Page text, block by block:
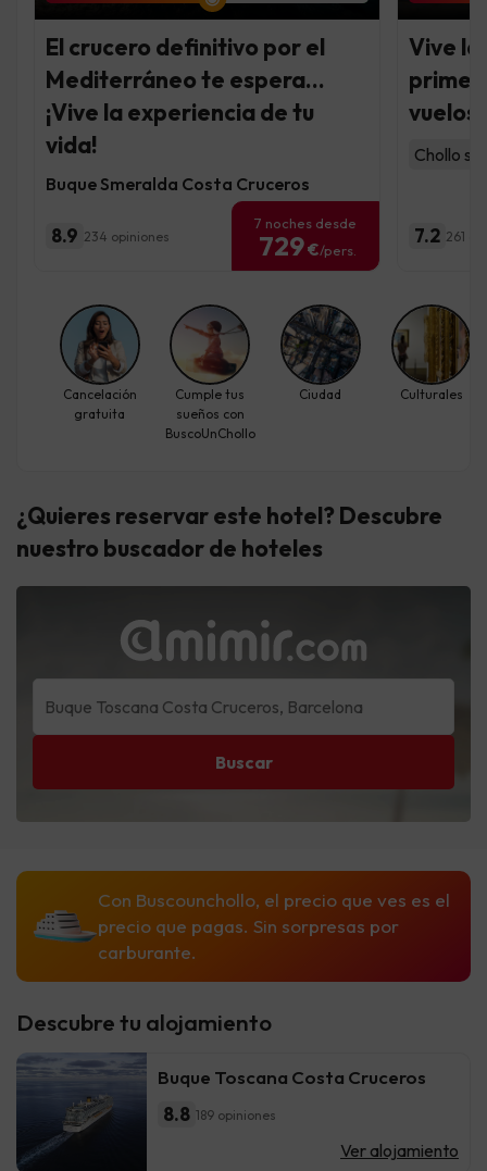
Con Buscounchollo, el precio que ves es el
precio que pagas. Sin sorpresas por
carburante.
Descubre tu alojamiento
Buque Toscana Costa Cruceros
8.8 189 opiniones
Ver alojamiento
El crucero definitivo por el
Mediterráneo te espera...
¡Vive la experiencia de tu
vida!
Buque Smeralda Costa Cruceros
8.9 234 opiniones
7 noches desde
729€/pers.
Vive
vuelos
Chollo
7.2 261
Cancelación
gratuita
Cumple tus
sueños con
BuscoUnChollo
Ciudad Culturales
¿Quieres reservar este hotel? Descubre
nuestro buscador de hoteles
Buscar